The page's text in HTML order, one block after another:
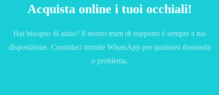
Acquista online i tuoi occhiali!
Hai bisogno di aiuto? Il nostro team di supporto è sempre a tua
disposizione. Contattaci tramite WhatsApp per qualsiasi domanda
o problema.